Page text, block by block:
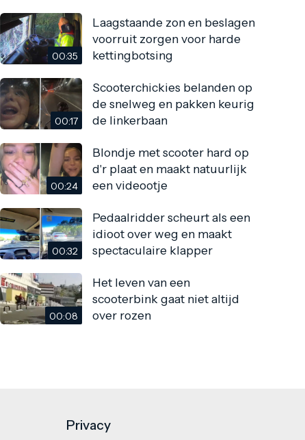
00:35
Laagstaande zon en beslagen
voorruit zorgen voor harde
kettingbotsing
00:17
Scooterchickies belanden op
de snelweg en pakken keurig
de linkerbaan
00:24
Blondje met scooter hard op
d'r plaat en maakt natuurlijk
een videootje
00:32
Pedaalridder scheurt als een
idioot over weg en maakt
spectaculaire klapper
00:08
Het leven van een
scooterbink gaat niet altijd
over rozen
Privacy